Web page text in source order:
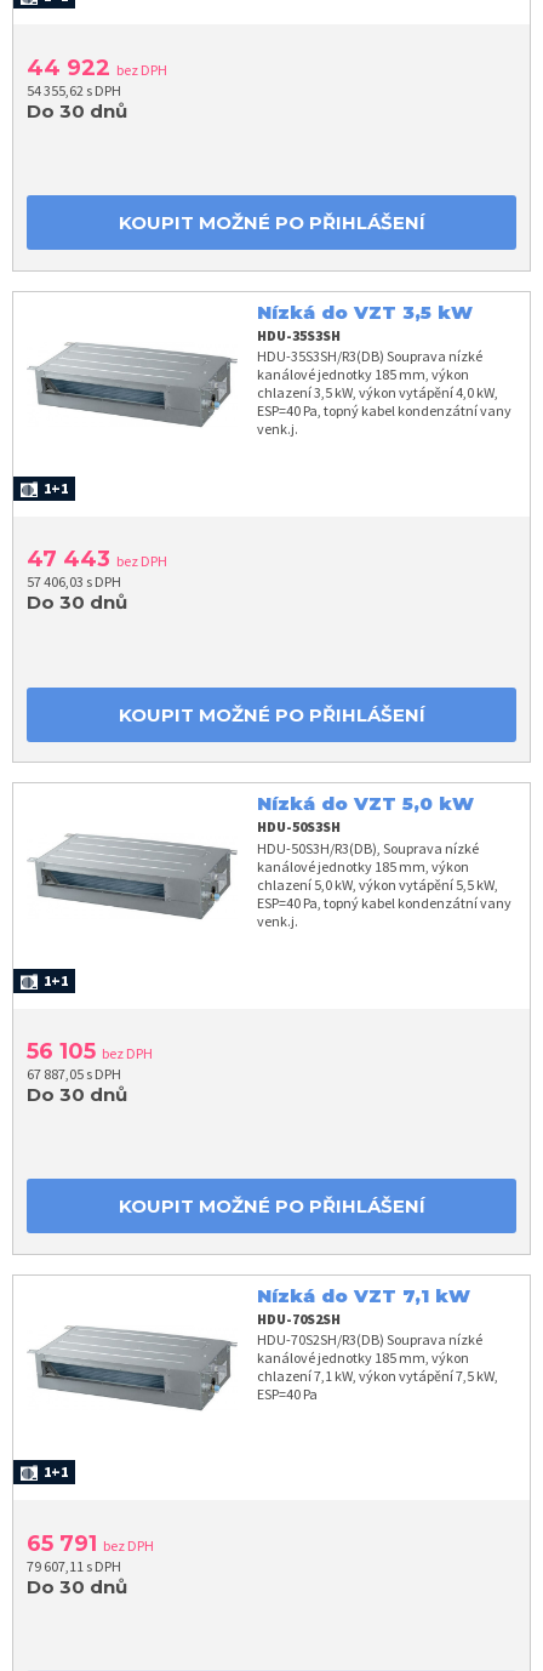
44 922 bez DPH
54 355,62 s DPH
Do 30 dnů
KOUPIT MOŽNÉ PO PŘIHLÁŠENÍ
Nízká do VZT 3,5 kW
HDU-35S3SH
HDU-35S3SH/R3(DB) Souprava nízké
kanálové jednotky 185 mm, výkon
chlazení 3,5 kW, výkon vytápění 4,0 kW,
ESP=40 Pa, topný kabel kondenzátní vany
venk.j.
1+1
47 443 bez DPH
57 406,03 s DPH
Do 30 dnů
KOUPIT MOŽNÉ PO PŘIHLÁŠENÍ
Nízká do VZT 5,0 kW
HDU-50S3SH
HDU-50S3H/R3(DB), Souprava nízké
kanálové jednotky 185 mm, výkon
chlazení 5,0 kW, výkon vytápění 5,5 kW,
ESP=40 Pa, topný kabel kondenzátní vany
venk.j.
1+1
56 105 bez DPH
67 887,05 s DPH
Do 30 dnů
KOUPIT MOŽNÉ PO PŘIHLÁŠENÍ
Nízká do VZT 7,1 kW
HDU-70S2SH
HDU-70S2SH/R3(DB) Souprava nízké
kanálové jednotky 185 mm, výkon
chlazení 7,1 kW, výkon vytápění 7,5 kW,
ESP=40 Pa
1+1
65 791 bez DPH
79 607,11 s DPH
Do 30 dnů